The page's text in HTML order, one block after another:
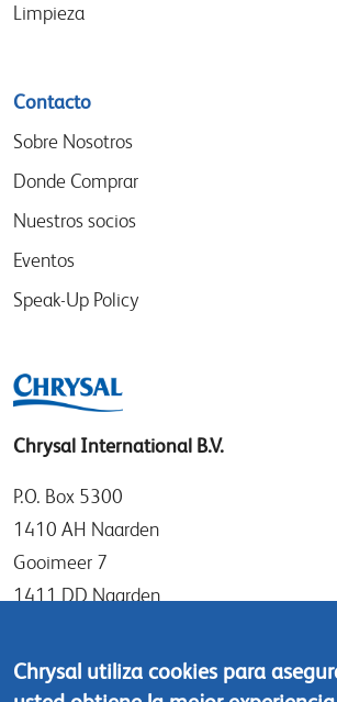
Limpieza
Contacto
Sobre Nosotros
Donde Comprar
Nuestros socios
Eventos
Speak-Up Policy
Chrysal International B.V.
P.O. Box 5300
1410 AH Naarden
Gooimeer 7
1411 DD Naarden
Tel: +31 (0)35 - 695 58 88
Chrysal utiliza cookies para